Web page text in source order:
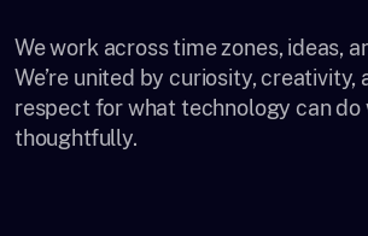
We work across time zones, ideas,
We’re united by curiosity, creativity,
respect for what technology can do
thoughtfully.